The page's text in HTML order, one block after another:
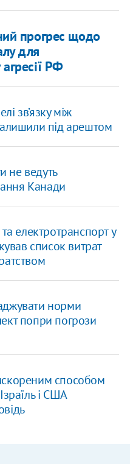
прогрес щодо
для
РФ
зв’язку між
під арештом
не ведуть
Канади
електротранспорт у
список витрат
норми
попри погрози
способом
і США